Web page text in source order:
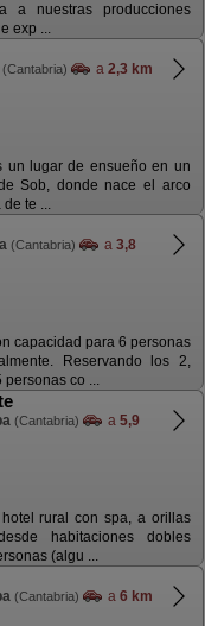
a nuestras producciones
exp ...
(Cantabria) a 2,3 km
un lugar de ensueño en un
Sob, donde nace el arco
te ...
(Cantabria) a 3,8
capacidad para 6 personas
Reservando los 2,
co ...
(Cantabria) a 5,9
rural con spa, a orillas
habitaciones dobles
(algu ...
(Cantabria) a 6 km